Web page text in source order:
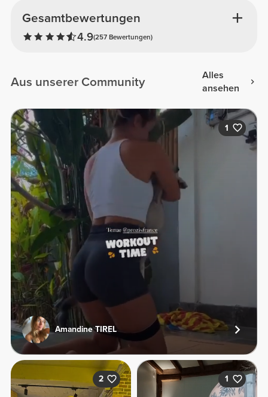
Gesamtbewertungen
4.9(257 Bewertungen)
Aus unserer Community
Alles
ansehen
1
Amandine TIREL
2 1